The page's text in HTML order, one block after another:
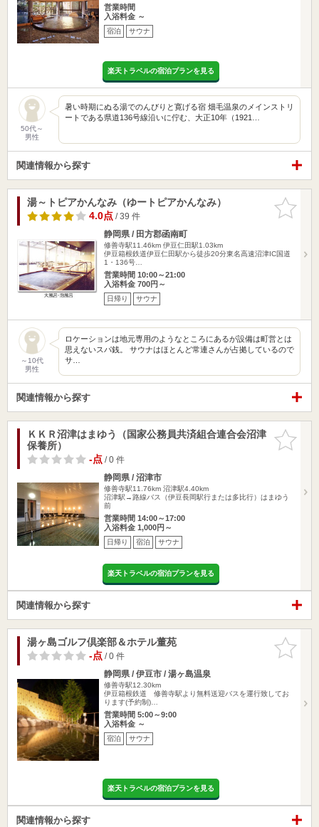
営業時間
入浴料金 ～
宿泊 サウナ
楽天トラベルの宿泊プランを見る
50代～
男性
暑い時期にぬる湯でのんびりと寛げる宿 畑毛温泉のメインストリ
ートである県道136号線沿いに佇む、大正10年（1921…
関連情報から探す
お気に入
りに追加
湯～トピアかんなみ（ゆートピアかんなみ）
4.0点/ 39 件
静岡県 / 田方郡函南町
修善寺駅11.46km 伊豆仁田駅1.03km
伊豆箱根鉄道伊豆仁田駅から徒歩20分東名高速沼津IC国道
1・136号…
営業時間 10:00～21:00
入浴料金 700円～
日帰り サウナ
～10代
男性
ロケーションは地元専用のようなところにあるが設備は町営とは
思えないスパ銭。 サウナはほとんど常連さんが占拠しているので
サ…
関連情報から探す
お気に入
りに追加
ＫＫＲ沼津はまゆう（国家公務員共済組合連合会沼津
保養所）
-点/ 0 件
静岡県 / 沼津市
修善寺駅11.76km 沼津駅4.40km
沼津駅→路線バス（伊豆長岡駅行または多比行）はまゆう
前
営業時間 14:00～17:00
入浴料金 1,000円～
日帰り 宿泊 サウナ
楽天トラベルの宿泊プランを見る
関連情報から探す
お気に入
りに追加
湯ヶ島ゴルフ倶楽部＆ホテル董苑
-点/ 0 件
静岡県 / 伊豆市 / 湯ヶ島温泉
修善寺駅12.30km
伊豆箱根鉄道 修善寺駅より無料送迎バスを運行致してお
ります(予約制)…
営業時間 5:00～9:00
入浴料金 ～
宿泊 サウナ
楽天トラベルの宿泊プランを見る
関連情報から探す